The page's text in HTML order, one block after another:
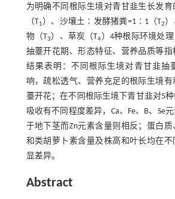
为明确不同根际生境对青甘韭生长发
（T1）、沙壤土∶发酵猪粪=1∶1（T2
物（T3）、草炭（T4）4种根际环境处
抽薹开花期、形态特征、营养品质等指
结果表明：不同根际生境对青甘韭抽
响，疏松透气、营养充足的根际生境
薹开花；在不同根际生境下青甘韭对5
吸收有不同程度差异，Ca、Fe、B、Se
于地下茎而Zn元素含量则相反；蛋白
和类胡萝卜素含量及株高和叶长均在不
显差异。
Abstract